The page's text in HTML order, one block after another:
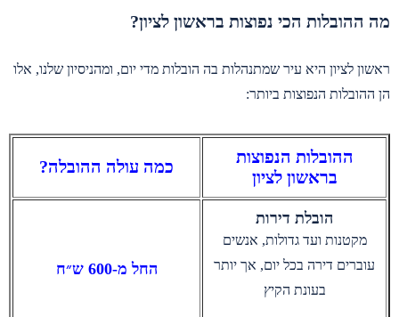
מה ההובלות הכי נפוצות בראשון לציון?
ראשון לציון היא עיר שמתנהלות בה הובלות מדי יום, ומהניסיון שלנו, אלו
הן ההובלות הנפוצות ביותר:
ההובלות הנפוצות
בראשון לציון
כמה עולה ההובלה?
הובלת דירות
מקטנות ועד גדולות, אנשים
עוברים דירה בכל יום, אך יותר
בעונת הקיץ
החל מ-600 ש״ח